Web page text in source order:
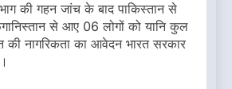
की गहन जांच के बाद पाकिस्तान से
से आए 06 लोगों को यानि कुल
की नागरिकता का आवेदन भारत सरकार